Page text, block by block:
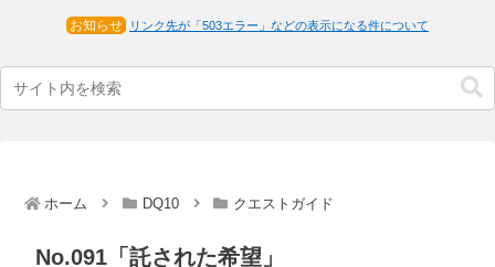
お知らせ リンク先が「503エラー」などの表示になる件について
ホーム DQ10 クエストガイド
No.091「託された希望」